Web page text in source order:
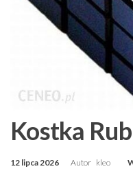
Kostka
12 lipca 2026 Autor kleo